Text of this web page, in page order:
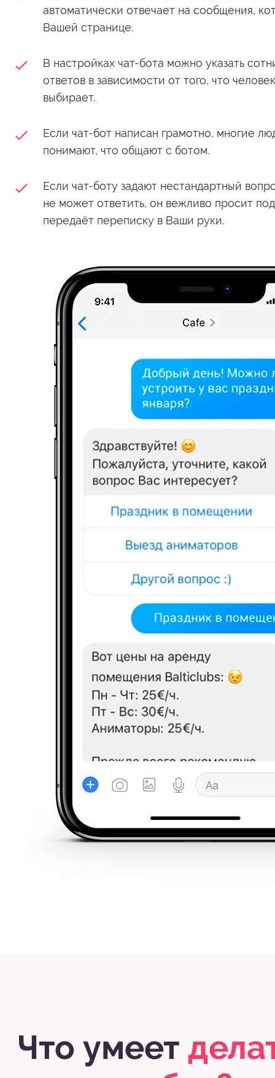
Узнайте как
работает Чат-
нажмите на
кнопку:
автоматически отвечает на сообщения,
Вашей странице.
В настройках чат-бота можно указать
ответов в зависимости от того, что
выбирает.
Если чат-бот написан грамотно, многие
понимают, что общают с ботом.
Если чат-боту задают нестандартный
не может ответить, он вежливо просит
передаёт переписку в Ваши руки.
Что умеет